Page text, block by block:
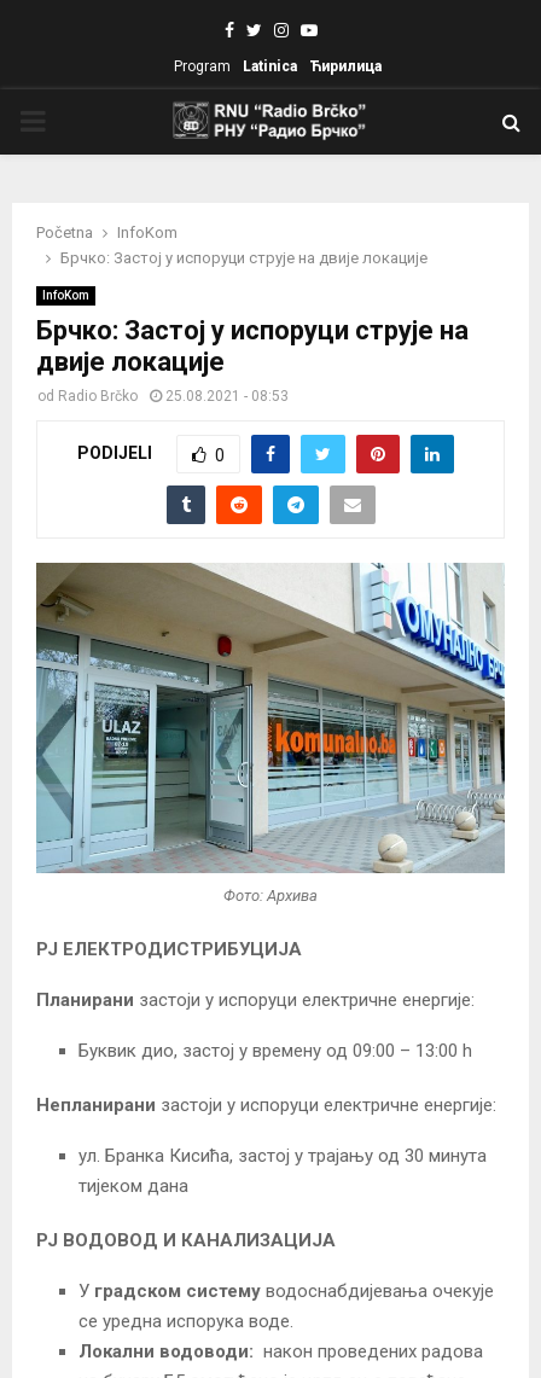
Facebook
TwitterInstagram
Youtube
Program Latinica Ћирилица
Početna
InfoKom
Брчко: Застој у испоруци струје на двије локације
InfoKom
Брчко: Застој у испоруци струје на
двије локације
od Radio Brčko 25.08.2021 - 08:53
PODIJELI 0
Фото: Архива
РЈ ЕЛЕКТРОДИСТРИБУЦИЈА
Планирани застоји у испоруци електричне енергије:
Буквик дио, застој у времену од 09:00 – 13:00 h
Непланирани застоји у испоруци електричне енергије:
ул. Бранка Кисића, застој у трајању од 30 минута
тијеком дана
РЈ ВОДОВОД И КАНАЛИЗАЦИЈА
У градском систему водоснабдијевања очекује
се уредна испорука воде.
Локални водоводи: након проведених радова